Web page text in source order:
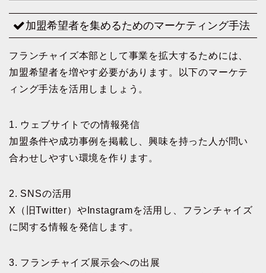
加盟希望者を集めるためのマーケティング手法
フランチャイズ本部として事業を拡大するためには、
加盟希望者を増やす必要があります。以下のマーケテ
ィング手法を活用しましょう。
1. ウェブサイトでの情報発信
加盟条件や成功事例を掲載し、興味を持った人が問い
合わせしやすい環境を作ります。
2. SNSの活用
X（旧Twitter）やInstagramを活用し、フランチャイズ
に関する情報を発信します。
3. フランチャイズ展示会への出展